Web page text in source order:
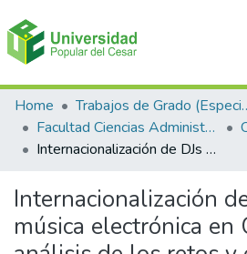
Communities & Collections
All of DSpace
Home Trabajos de
Facultad Ciencias Administrativas Contables y Económicas – Face
Internacionalización de DJs de música electrónica en Colombia: Un análisis de los retos y estrategias para la expansión en mercados globales
Internacionalización
música electrónica en